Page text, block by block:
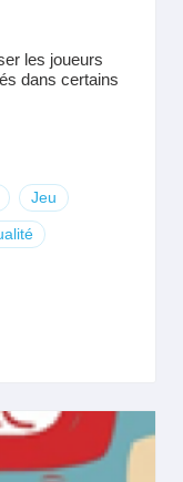
les joueurs
dans certains
Jeu